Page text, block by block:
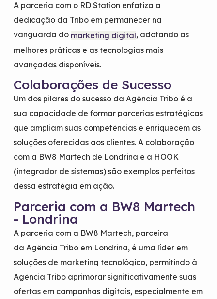
A parceria com o RD Station enfatiza a
dedicação da Tribo em permanecer na
vanguarda do marketing digital, adotando as
melhores práticas e as tecnologias mais
avançadas disponíveis.
Colaborações de Sucesso
Um dos pilares do sucesso da Agência Tribo é a
sua capacidade de formar parcerias estratégicas
que ampliam suas competências e enriquecem as
soluções oferecidas aos clientes. A colaboração
com a BW8 Martech de Londrina e a HOOK
(integrador de sistemas) são exemplos perfeitos
dessa estratégia em ação.
Parceria com a BW8 Martech
- Londrina
A parceria com a BW8 Martech, parceira
da Agência Tribo em Londrina, é uma líder em
soluções de marketing tecnológico, permitindo à
Agência Tribo aprimorar significativamente suas
ofertas em campanhas digitais, especialmente em